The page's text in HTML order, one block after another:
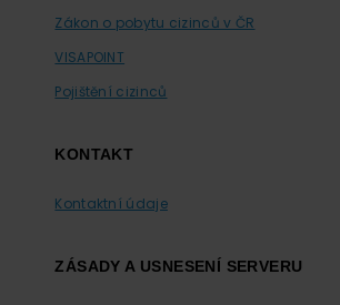
Zákon o pobytu cizinců v ČR
VISAPOINT
Pojištění cizinců
KONTAKT
Kontaktní údaje
ZÁSADY A USNESENÍ SERVERU